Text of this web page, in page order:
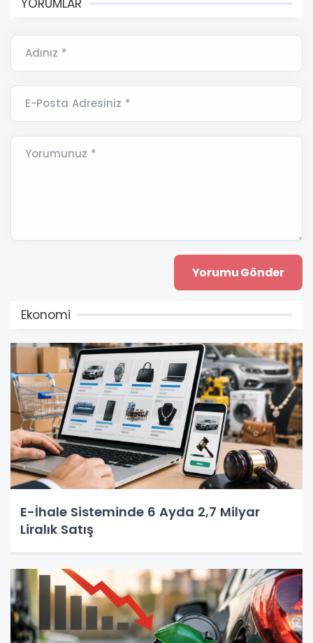
YORUMLAR
Adınız *
E-Posta Adresiniz *
Yorumunuz *
Ekonomi
E-İhale Sisteminde 6 Ayda 2,7 Milyar
Liralık Satış